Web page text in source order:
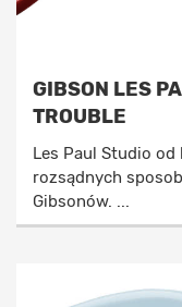
GIBSON LES
TROUBLE
Les Paul Studio
rozsądnych
Gibsonów. ...